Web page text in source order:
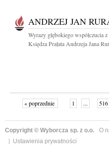
ANDRZEJ JAN
Wyrazy głębokiego współczucia
Księdza Prałata Andrzeja Jana
« poprzednie 1 ... 516
Copyright © Wyborcza sp. z o.o. O
Ustawienia prywatności